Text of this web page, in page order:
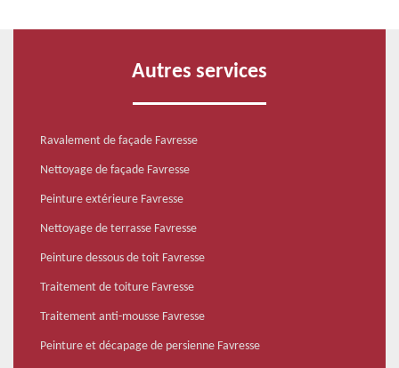
Autres services
Ravalement de façade Favresse
Nettoyage de façade Favresse
Peinture extérieure Favresse
Nettoyage de terrasse Favresse
Peinture dessous de toit Favresse
Traitement de toiture Favresse
Traitement anti-mousse Favresse
Peinture et décapage de persienne Favresse